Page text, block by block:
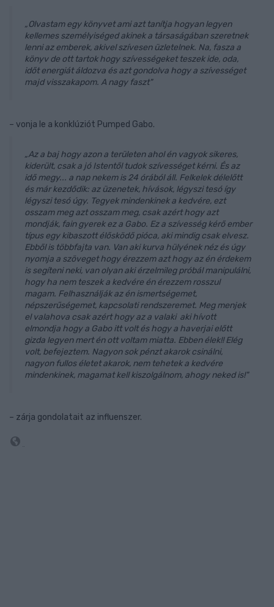
„Olvastam egy könyvet ami azt tanítja hogyan legyen
kellemes személyiséged akinek a társaságában szeretnek
lenni az emberek, akivel szívesen üzletelnek. Na, fasza a
könyv de ott tartok hogy szívességeket teszek ide, oda,
időt energiát áldozva és azt gondolva hogy a szívességet
majd visszakapom. A nagy faszt"
– vonja le a konklúziót Pumped Gabo.
„Az a baj hogy azon a területen ahol én vagyok sikeres,
kiderült, csak a jó Istentől tudok szívességet kérni. És az
idő megy... a nap nekem is 24 órából áll. Felkelek délelőtt
és már kezdődik: az üzenetek, hívások, légyszi tesó így
légyszi tesó úgy. Tegyek mindenkinek a kedvére, ezt
osszam meg azt osszam meg, csak azért hogy azt
mondják, fain gyerek ez a Gabo. Ez a szívesség kérő ember
típus egy kibaszott élősködő pióca, aki mindig csak elvesz.
Ebből is többfajta van. Van aki kurva hülyének néz és úgy
nyomja a szöveget hogy érezzem azt hogy az én érdekem
is segíteni neki, van olyan aki érzelmileg próbál manipulálni,
hogy ha nem teszek a kedvére én érezzem rosszul
magam. Felhasználják az én ismertségemet,
népszerűségemet, kapcsolati rendszeremet. Meg menjek
el valahova csak azért hogy az a valaki aki hívott
elmondja hogy a Gabo itt volt és hogy a haverjai előtt
gizda legyen mert én ott voltam miatta. Ebben élek!! Elég
volt, befejeztem. Nagyon sok pénzt akarok csinálni,
nagyon fullos életet akarok, nem tehetek a kedvére
mindenkinek, magamat kell kiszolgálnom, ahogy neked is!"
– zárja gondolatait az influenszer.